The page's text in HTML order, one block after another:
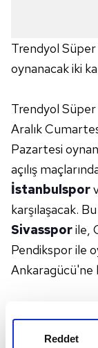
Reddet
Trendyol Süper
oynanacak iki
Trendyol Süper
Aralık
Pazartesi
açılış
İstanbulspor
karşılaşacak.
Sivassporile,
Pendikspor ile
Ankaragücü'ne